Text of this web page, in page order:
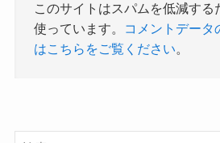
このサイトはスパムを低減する
使っています。
コメントデータ
はこちらをご覧ください。